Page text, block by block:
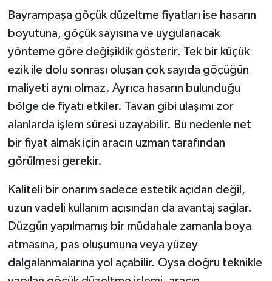
Bayrampaşa göçük düzeltme fiyatları ise hasarın
boyutuna, göçük sayısına ve uygulanacak
yönteme göre değişiklik gösterir. Tek bir küçük
ezik ile dolu sonrası oluşan çok sayıda göçüğün
maliyeti aynı olmaz. Ayrıca hasarın bulunduğu
bölge de fiyatı etkiler. Tavan gibi ulaşımı zor
alanlarda işlem süresi uzayabilir. Bu nedenle net
bir fiyat almak için aracın uzman tarafından
görülmesi gerekir.
Kaliteli bir onarım sadece estetik açıdan değil,
uzun vadeli kullanım açısından da avantaj sağlar.
Düzgün yapılmamış bir müdahale zamanla boya
atmasına, pas oluşumuna veya yüzey
dalgalanmalarına yol açabilir. Oysa doğru teknikle